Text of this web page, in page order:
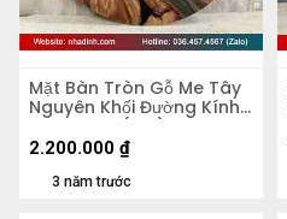
Mặt Bàn Tròn Gỗ Me Tây
Nguyên Khối Đường Kính
81 Dày 4,3 (cm)
3 năm trước
2.200.000 ₫